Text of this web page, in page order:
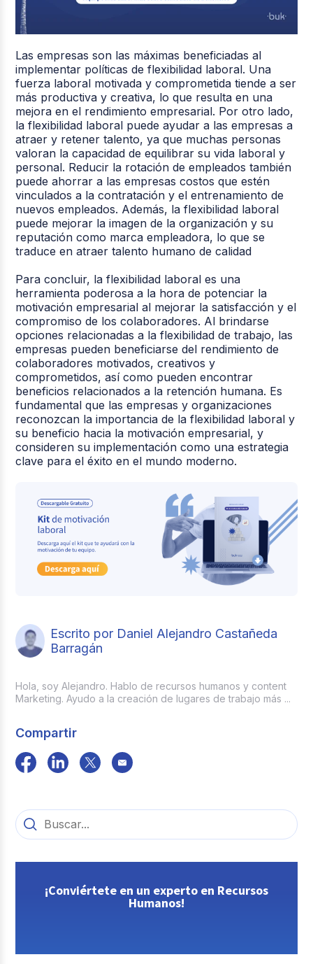
Las empresas son las máximas beneficiadas al
implementar políticas de flexibilidad laboral. Una
fuerza laboral motivada y comprometida tiende a ser
más productiva y creativa, lo que resulta en una
mejora en el rendimiento empresarial. Por otro lado,
la flexibilidad laboral puede ayudar a las empresas a
atraer y retener talento, ya que muchas personas
valoran la capacidad de equilibrar su vida laboral y
personal. Reducir la rotación de empleados también
puede ahorrar a las empresas costos que estén
vinculados a la contratación y el entrenamiento de
nuevos empleados. Además, la flexibilidad laboral
puede mejorar la imagen de la organización y su
reputación como marca empleadora, lo que se
traduce en atraer talento humano de calidad
Para concluir, la flexibilidad laboral es una
herramienta poderosa a la hora de potenciar la
motivación empresarial al mejorar la satisfacción y el
compromiso de los colaboradores. Al brindarse
opciones relacionadas a la flexibilidad de trabajo, las
empresas pueden beneficiarse del rendimiento de
colaboradores motivados, creativos y
comprometidos, así como pueden encontrar
beneficios relacionados a la retención humana. Es
fundamental que las empresas y organizaciones
reconozcan la importancia de la flexibilidad laboral y
su beneficio hacia la motivación empresarial, y
consideren su implementación como una estrategia
clave para el éxito en el mundo moderno.
Escrito por Daniel Alejandro Castañeda
Barragán
Hola, soy Alejandro. Hablo de recursos humanos y content
Marketing. Ayudo a la creación de lugares de trabajo más ...
Compartir
¡Conviértete en un experto en Recursos
Humanos!